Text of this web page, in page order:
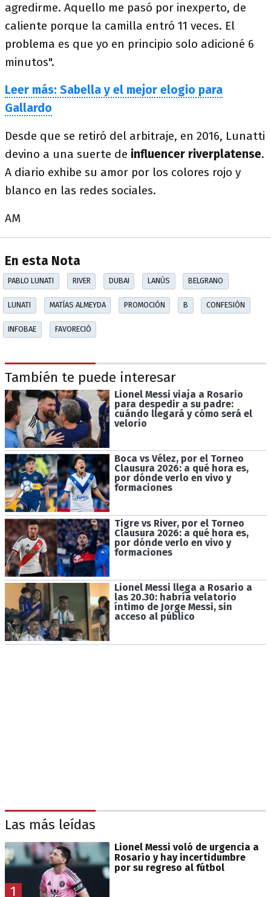
agredirme. Aquello me pasó por inexperto, de
caliente porque la camilla entró 11 veces. El
problema es que yo en principio solo adicioné 6
minutos".
Leer más: Sabella y el mejor elogio para
Gallardo
Desde que se retiró del arbitraje, en 2016, Lunatti
devino a una suerte de influencer riverplatense.
A diario exhibe su amor por los colores rojo y
blanco en las redes sociales.
AM
En esta Nota
PABLO LUNATI RIVER DUBAI LANÚS BELGRANO
LUNATI MATÍAS ALMEYDA PROMOCIÓN B CONFESIÓN
INFOBAE FAVORECIÓ
También te puede interesar
Lionel Messi viaja a Rosario
para despedir a su padre:
cuándo llegará y cómo será el
velorio
Boca vs Vélez, por el Torneo
Clausura 2026: a qué hora es,
por dónde verlo en vivo y
formaciones
Tigre vs River, por el Torneo
Clausura 2026: a qué hora es,
por dónde verlo en vivo y
formaciones
Lionel Messi llega a Rosario a
las 20.30: habría velatorio
íntimo de Jorge Messi, sin
acceso al público
Las más leídas
1
Lionel Messi voló de urgencia a
Rosario y hay incertidumbre
por su regreso al fútbol